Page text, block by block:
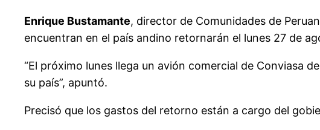
Enrique Bustamante, director de Comunidades de
encuentran en el país andino retornarán el lunes 27 de
“El próximo lunes llega un avión comercial de Conviasa
su país”, apuntó.
Precisó que los gastos del retorno están a cargo del